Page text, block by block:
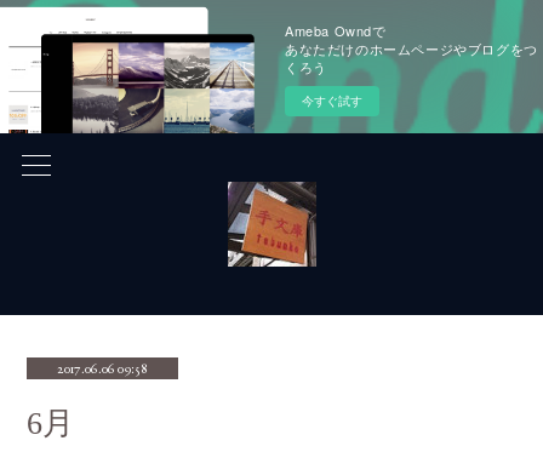
Ameba Owndで
あなただけのホームページやブログをつ
くろう
今すぐ試す
2017.06.06 09:58
6月